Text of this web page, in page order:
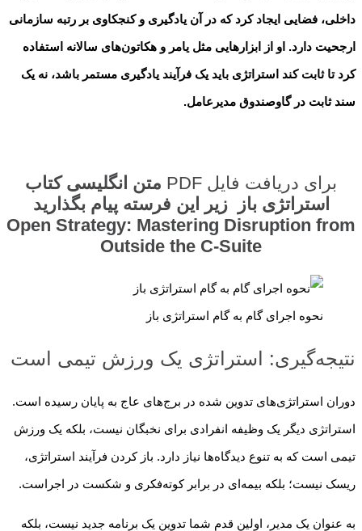
داخلی، فضایی ایجاد کرد که در آن یادگیری و کنجکاوی بر رتبه سازمانی
ارجحیت دارد. او از ابزارهایی مثل یامر و هکاتون‌های سالانه استفاده
کرد تا ثابت کند استراتژی باید یک فرآیند یادگیری مستمر باشد، نه یک
سند ثابت در گاوصندوق مدیرعامل.
برای دریافت فایل PDF متن انگلیسی کتاب
استراتژی باز زیر این فرسته پیام بگذارید
Open Strategy: Mastering Disruption from
Outside the C-Suite
نحوه اجرای گام به گام استراتژی باز
نتیجه‌گیری: استراتژی یک ورزش تیمی است
دوران استراتژی‌های تدوین شده در برج‌های عاج به پایان رسیده است.
استراتژی دیگر یک وظیفه انفرادی برای نخبگان نیست، بلکه یک ورزش
تیمی است که به تنوع دیدگاه‌ها نیاز دارد. باز کردن فرآیند استراتژی،
ریسک نیست؛ بلکه بیمه‌ای در برابر کوته‌فکری و شکست در اجراست.
به عنوان یک مدیر، اولین قدم شما تدوین یک برنامه جدید نیست، بلکه